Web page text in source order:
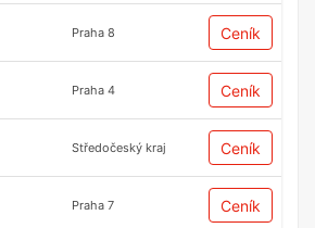
Praha 8 Ceník
Praha 4 Ceník
Středočeský kraj Ceník
Praha 7 Ceník